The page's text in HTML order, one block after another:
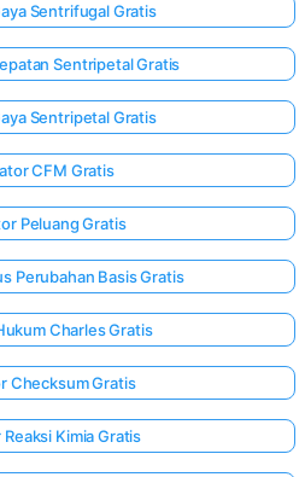
Sentrifugal Gratis
Sentripetal Gratis
Sentripetal Gratis
CFM Gratis
Peluang Gratis
Perubahan Basis Gratis
Charles Gratis
Checksum Gratis
Kimia Gratis